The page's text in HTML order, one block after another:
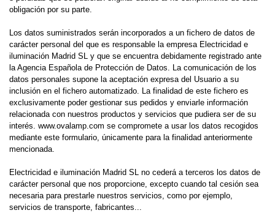
obligación por su parte.
Los datos suministrados serán incorporados a un fichero de datos de
carácter personal del que es responsable la empresa Electricidad e
iluminación Madrid SL y que se encuentra debidamente registrado ante
la Agencia Española de Protección de Datos. La comunicación de los
datos personales supone la aceptación expresa del Usuario a su
inclusión en el fichero automatizado. La finalidad de este fichero es
exclusivamente poder gestionar sus pedidos y enviarle información
relacionada con nuestros productos y servicios que pudiera ser de su
interés. www.ovalamp.com se compromete a usar los datos recogidos
mediante este formulario, únicamente para la finalidad anteriormente
mencionada.
Electricidad e iluminación Madrid SL no cederá a terceros los datos de
carácter personal que nos proporcione, excepto cuando tal cesión sea
necesaria para prestarle nuestros servicios, como por ejemplo,
servicios de transporte, fabricantes...